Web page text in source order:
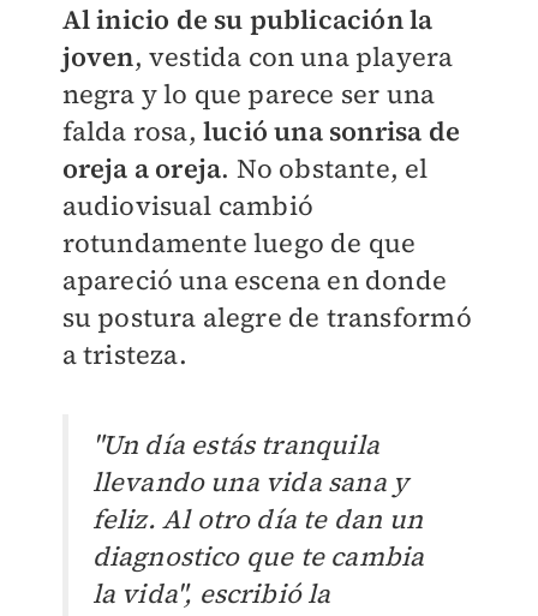
Al inicio de su publicaciónla
joven, vestida con una playera
negra y lo que parece ser una
falda rosa, lució una sonrisa de
oreja a oreja. No obstante, el
audiovisual cambió
rotundamente luego de que
apareció una escena en donde
su postura alegre de transformó
a tristeza.
"Un día estás tranquila
llevando una vida sana y
feliz. Al otro día te dan un
diagnostico que te cambia
la vida", escribió la